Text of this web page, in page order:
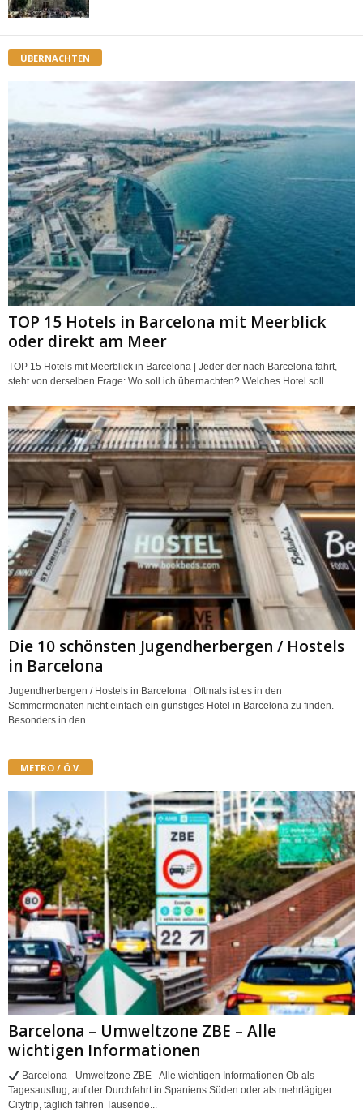
ÜBERNACHTEN
TOP 15 Hotels in Barcelona mit Meerblick
oder direkt am Meer
TOP 15 Hotels mit Meerblick in Barcelona | Jeder der nach Barcelona fährt,
steht von derselben Frage: Wo soll ich übernachten? Welches Hotel soll...
Die 10 schönsten Jugendherbergen / Hostels
in Barcelona
Jugendherbergen / Hostels in Barcelona | Oftmals ist es in den
Sommermonaten nicht einfach ein günstiges Hotel in Barcelona zu finden.
Besonders in den...
METRO / Ö.V.
Barcelona – Umweltzone ZBE – Alle
wichtigen Informationen
Barcelona - Umweltzone ZBE - Alle wichtigen Informationen Ob als
Tagesausflug, auf der Durchfahrt in Spaniens Süden oder als mehrtägiger
Citytrip, täglich fahren Tausende...